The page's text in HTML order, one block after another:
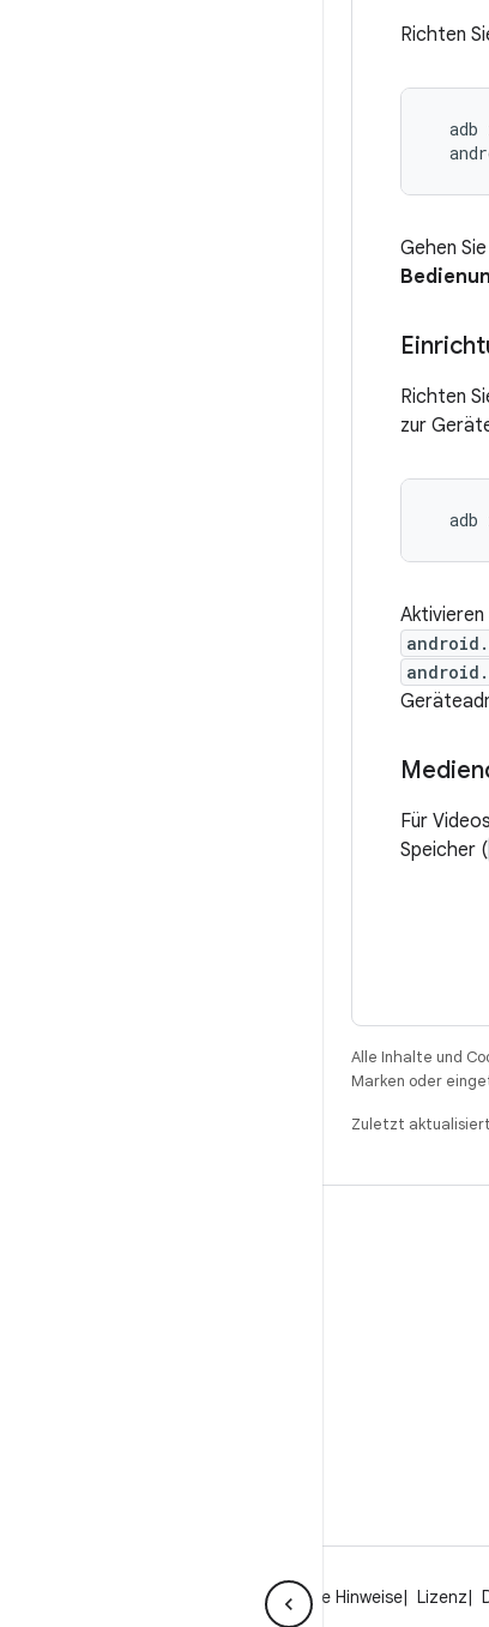
Richten
adb
Gehen
Richten
zur
Aktivieren
Für
Speicher (
Alle Inhalte und
Marken oder
Zuletzt
Rechtliche Hinweise Lizenz